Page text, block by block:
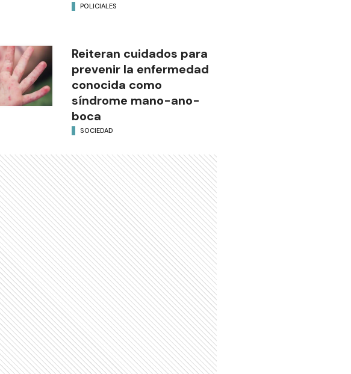
POLICIALES
Reiteran cuidados para
prevenir la enfermedad
conocida como
síndrome mano-ano-
boca
SOCIEDAD